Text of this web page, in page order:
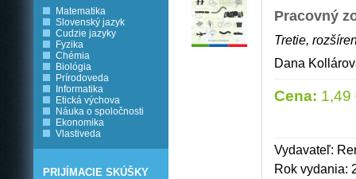
Matematika
Slovenský jazyk
Cudzie jazyky
Fyzika
Chémia
Biológia
Prírodoveda
Informatika
Etická výchova
Náuka o spoločnosti
Ekonomika
Vlastiveda
PRIJÍMACIE SKÚŠKY
Pracovný
Tretie,
Dana
Cena: 1,49
Vydavateľ:
Rok vydania: